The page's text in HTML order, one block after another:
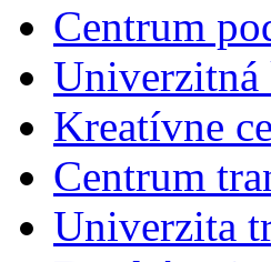
Centrum
Univerzitná
Kreatívne
Centrum
Univerzita